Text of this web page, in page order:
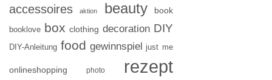
accessoires aktion beauty book
booklove box clothing decoration DIY
DIY-Anleitung food gewinnspiel just me
onlineshopping photo rezept